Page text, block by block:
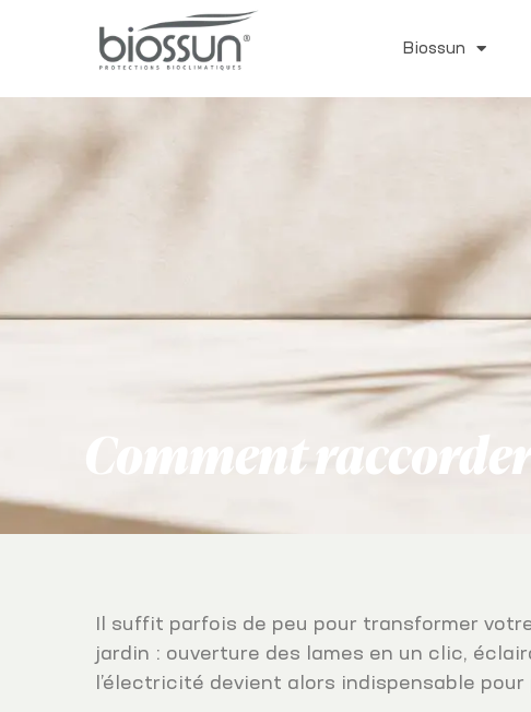
Biossun
Comment
Il suffit parfois de peu pour transformer
jardin : ouverture des lames en un clic,
l’électricité devient alors indispensable